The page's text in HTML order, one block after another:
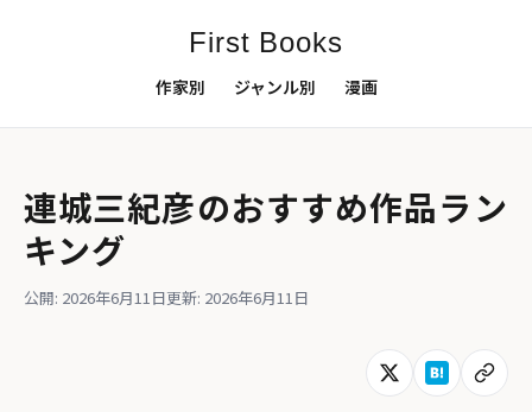
First Books
作家別 ジャンル別 漫画
連城三紀彦のおすすめ作品ラン
キング
公開: 2026年6月11日更新: 2026年6月11日